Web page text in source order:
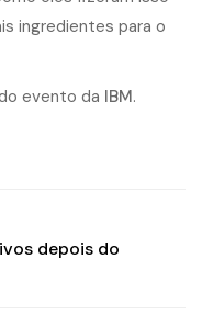
ingredientes para o
evento da IBM.
depois do